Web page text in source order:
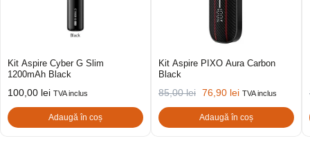
Kit Aspire Cyber G Slim
1200mAh Black
100,00 lei TVA inclus
Adaugă în coș
Kit Aspire PIXO Aura Carbon
Black
85,00lei 76,90 lei TVA inclus
Adaugă în coș